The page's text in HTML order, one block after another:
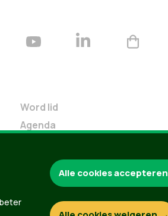
Word lid
Agenda
Verleng je lidmaatschap
Programma oktober 2024
Alle cookies accepteren